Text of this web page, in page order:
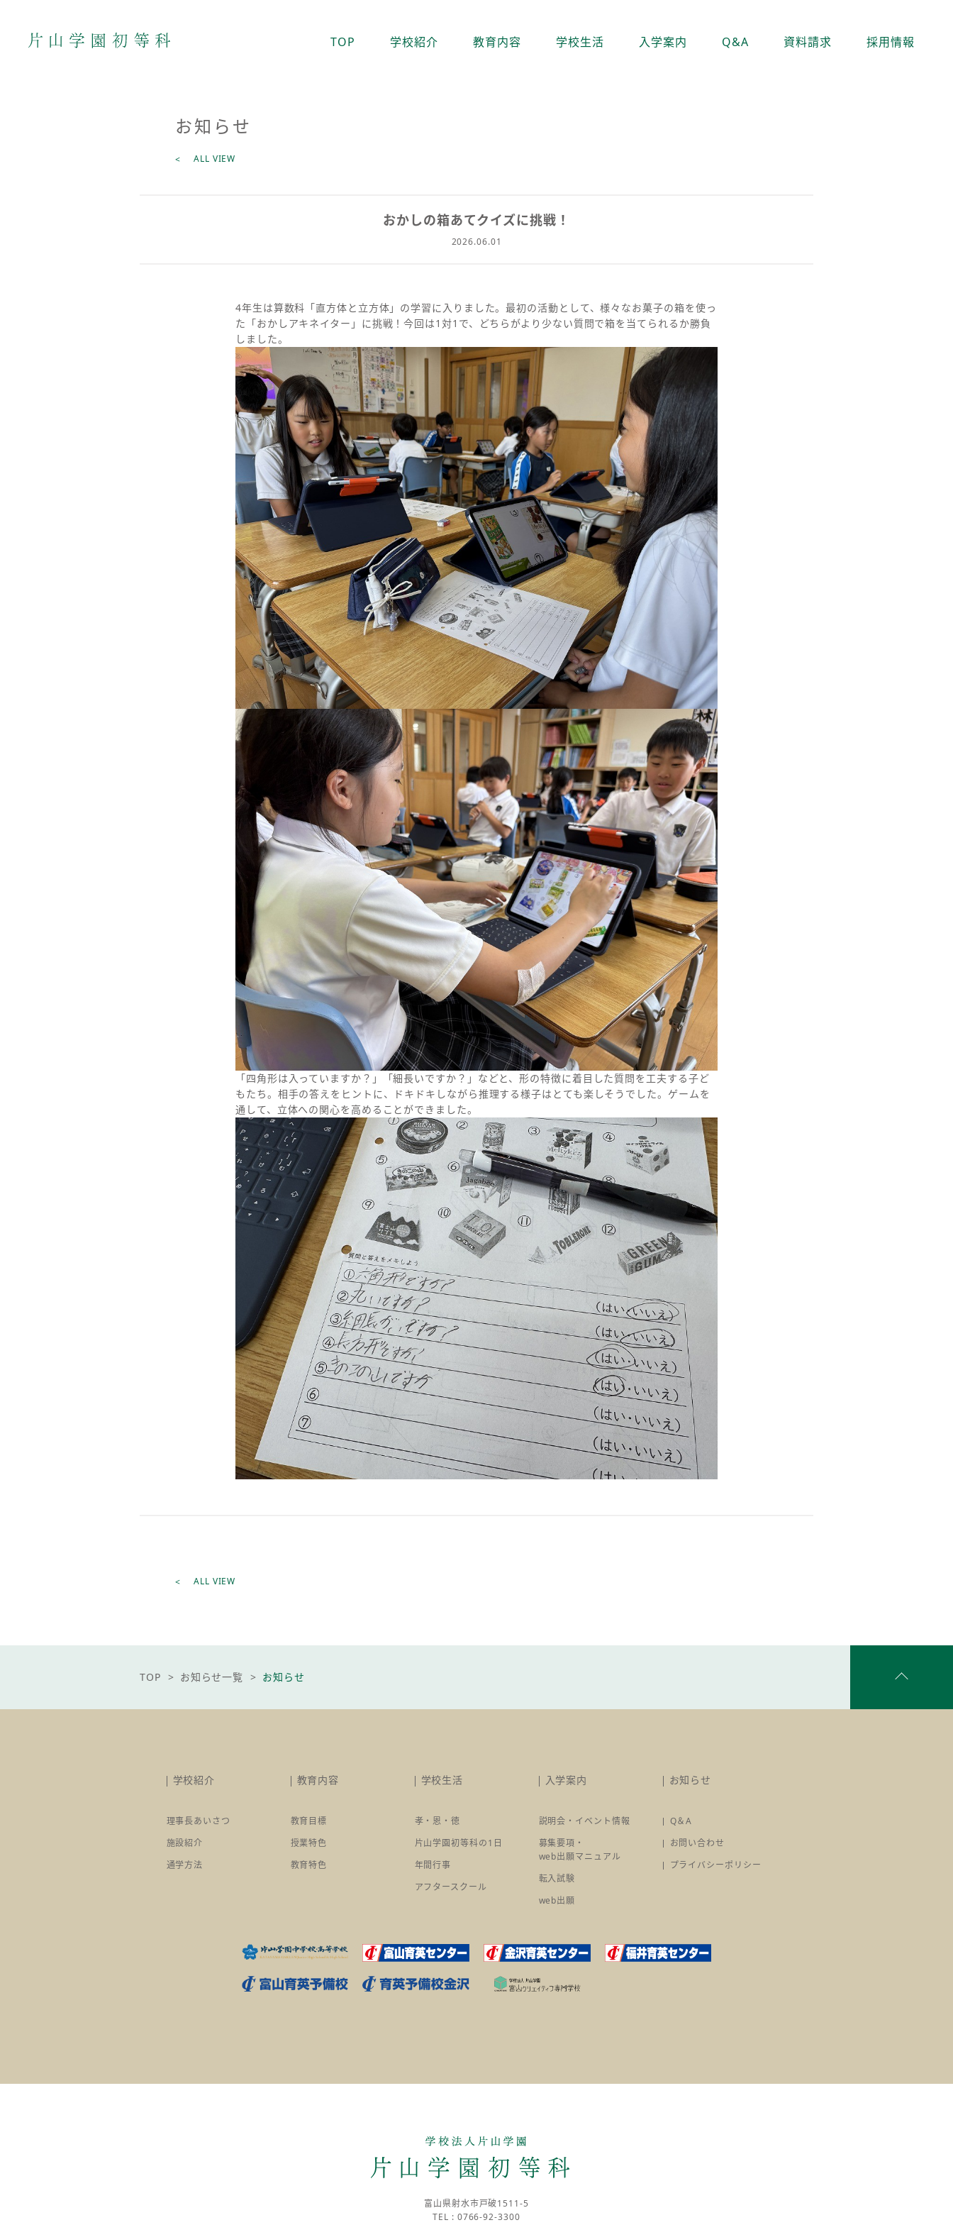
TOP 学校紹介 教育内容 学校生活 入学案内 Q&A 資料請求 採用情報
お知らせ
ALL VIEW
おかしの箱あてクイズに挑戦！
2026.06.01
4年生は算数科「直方体と立方体」の学習に入りました。最初の活動として、様々なお菓子の箱を使っ
た「おかしアキネイター」に挑戦！今回は1対1で、どちらがより少ない質問で箱を当てられるか勝負
しました。
「四角形は入っていますか？」「細長いですか？」などと、形の特徴に着目した質問を工夫する子ど
もたち。相手の答えをヒントに、ドキドキしながら推理する様子はとても楽しそうでした。ゲームを
通して、立体への関心を高めることができました。
ALL VIEW
TOP お知らせ一覧 お知らせ
学校紹介
理事長あいさつ
施設紹介
通学方法
教育内容
教育目標
授業特色
教育特色
学校生活
孝・恩・徳
片山学園初等科の1日
年間行事
アフタースクール
入学案内
説明会・イベント情報
募集要項・
web出願マニュアル
転入試験
web出願
お知らせ
Q＆A
お問い合わせ
プライバシーポリシー
富山県射水市戸破1511-5
TEL : 0766-92-3300